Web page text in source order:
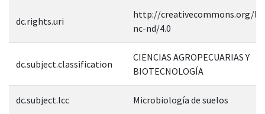
dc.rights.uri
http://creativecommons.org/
nc-nd/4.0
dc.subject.classification
CIENCIAS AGROPECUARIAS Y
BIOTECNOLOGÍA
dc.subject.lcc Microbiología de suelos